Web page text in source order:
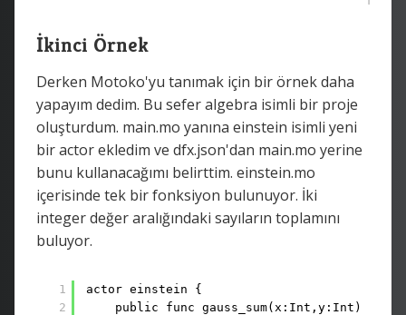
İkinci Örnek
Derken Motoko'yu tanımak için bir örnek daha
yapayım dedim. Bu sefer algebra isimli bir proje
oluşturdum. main.mo yanına einstein isimli yeni
bir actor ekledim ve dfx.json'dan main.mo yerine
bunu kullanacağımı belirttim. einstein.mo
içerisinde tek bir fonksiyon bulunuyor. İki
integer değer aralığındaki sayıların toplamını
buluyor.
1
2
actor einstein {
public func gauss_sum(x:Int,y:Int) :